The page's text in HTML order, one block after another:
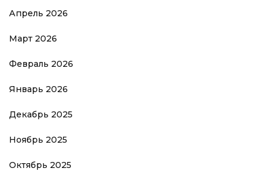
Апрель 2026
Март 2026
Февраль 2026
Январь 2026
Декабрь 2025
Ноябрь 2025
Октябрь 2025